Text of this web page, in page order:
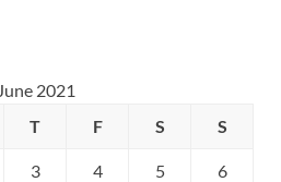
June 2021
T F S S
3 4 5 6